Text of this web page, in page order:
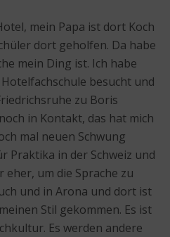
mein Papa ist dort Koch
dort geholfen. Da habe
mein Ding ist. Ich habe
besucht und
zu Boris
in Kontakt, das hat mich
mal neuen Schwung
Praktika in der Schweiz und
eher, um die Sprache zu
und in Arona und dort ist
Stil gekommen. Es ist
Es werden andere